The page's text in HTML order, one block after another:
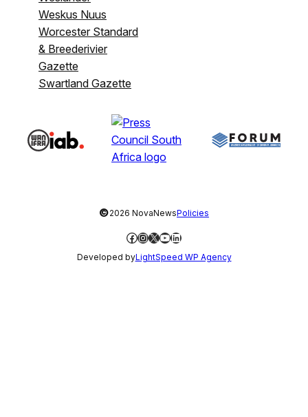
Weskus Nuus
Worcester Standard
& Breederivier
Gazette
Swartland Gazette
©2026 NovaNewsPolicies
Facebook
Instagram
X YouTube
LinkedIn
Developed byLightSpeed WP Agency